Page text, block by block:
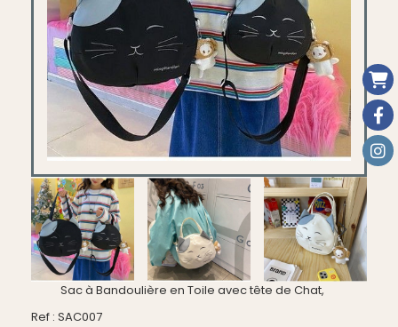
Sac à Bandoulière en Toile avec tête de Chat,
Ref : SAC007